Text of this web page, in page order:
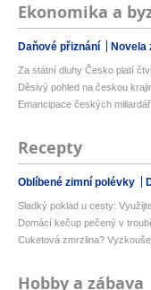
Ekonomika a
Daňové přiznání Novela
Za státní dluhy Česko platí
Děsivý pohled na českou
Emancipace českých
Recepty
Oblíbené zimní polévky
Sladký poklad u cesty:
Domácí kečup pečený v
Cuketová zmrzlina?
Hobby a zábava